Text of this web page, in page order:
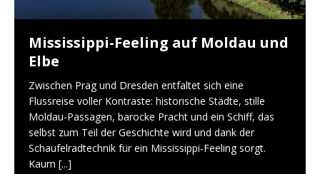
Mississippi-Feeling auf Moldau und
Elbe
Zwischen Prag und Dresden entfaltet sich eine
Flussreise voller Kontraste: historische Städte, stille
Moldau-Passagen, barocke Pracht und ein Schiff, das
selbst zum Teil der Geschichte wird und dank der
Schaufelradtechnik für ein Mississippi-Feeling sorgt.
Kaum [...]